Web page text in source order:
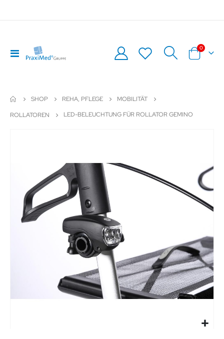
Navigation
umschalten
Warenkorb
0Artikel
SHOP REHA, PFLEGE
MOBILITÄT
ROLLATOREN
LED-BELEUCHTUNG FÜR ROLLATOR GEMINO